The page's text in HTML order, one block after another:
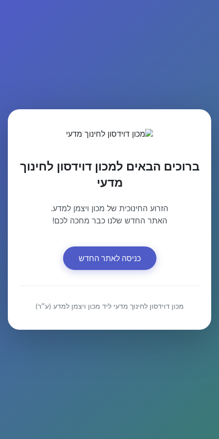
ברוכים הבאים למכון דוידסון לחינוך
מדעי
הזרוע החינוכית של מכון ויצמן למדע.
האתר החדש שלנו כבר מחכה לכם!
כניסה לאתר החדש
מכון דוידסון לחינוך מדעי ליד מכון ויצמן למדע (ע״ר)